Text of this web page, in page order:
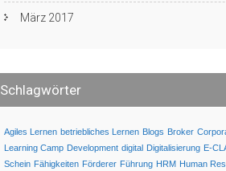
März 2017
Schlagwörter
Agiles Lernen betriebliches Lernen Blogs Broker
Learning Camp Development digital Digitalisierung E-
Schein Fähigkeiten Förderer Führung HRM Human